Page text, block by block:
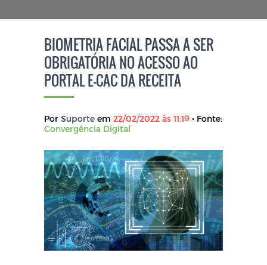
BIOMETRIA FACIAL PASSA A SER
OBRIGATÓRIA NO ACESSO AO
PORTAL E-CAC DA RECEITA
Por Suporte em 22/02/2022 às 11:19 • Fonte:
Convergência Digital